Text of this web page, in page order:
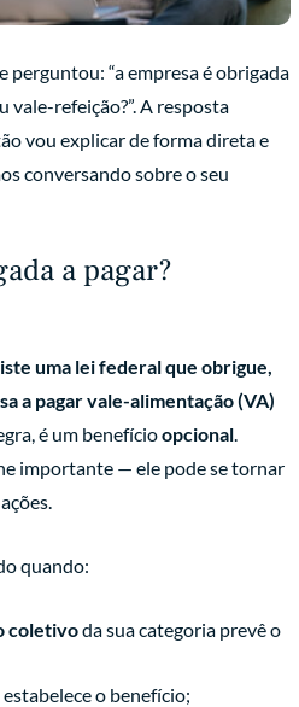
“a empresa é obrigada
vale-refeição?”. A resposta
vou explicar de forma direta e
conversando sobre o seu
a pagar?
uma lei federal que obrigue,
a pagar vale-alimentação (VA)
é um benefícioopcional.
importante — ele pode se tornar
quando:
coletivoda sua categoria prevê o
estabelece o benefício;